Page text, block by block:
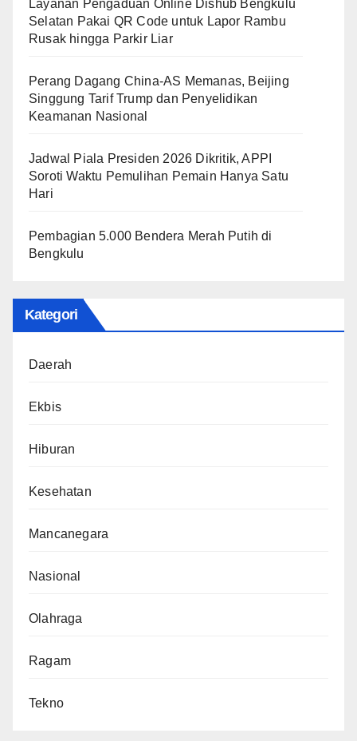
Layanan Pengaduan Online Dishub Bengkulu
Selatan Pakai QR Code untuk Lapor Rambu
Rusak hingga Parkir Liar
Perang Dagang China-AS Memanas, Beijing
Singgung Tarif Trump dan Penyelidikan
Keamanan Nasional
Jadwal Piala Presiden 2026 Dikritik, APPI
Soroti Waktu Pemulihan Pemain Hanya Satu
Hari
Pembagian 5.000 Bendera Merah Putih di
Bengkulu
Kategori
Daerah
Ekbis
Hiburan
Kesehatan
Mancanegara
Nasional
Olahraga
Ragam
Tekno